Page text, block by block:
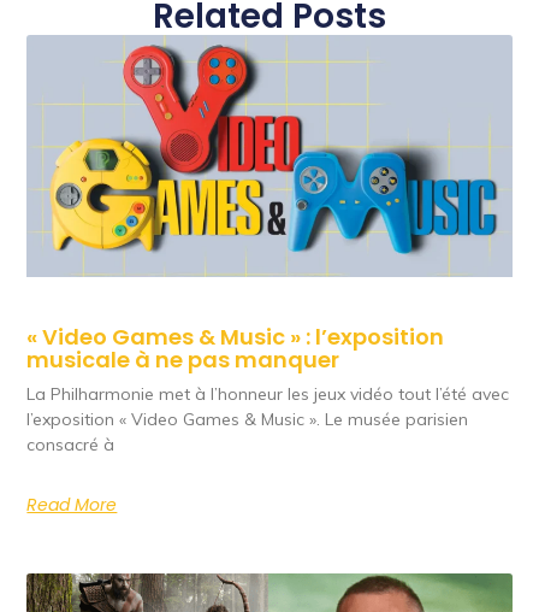
Related Posts
« Video Games & Music » : l’exposition
musicale à ne pas manquer
La Philharmonie met à l’honneur les jeux vidéo tout l’été avec
l’exposition « Video Games & Music ». Le musée parisien
consacré à
Read More